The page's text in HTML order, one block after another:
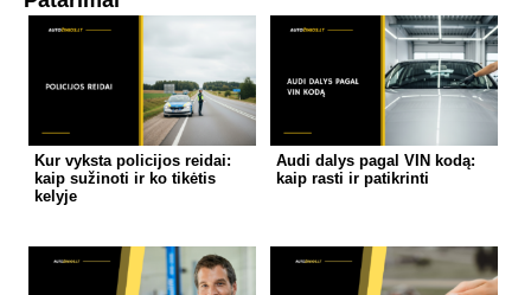
Kur vyksta policijos reidai:
kaip sužinoti ir ko tikėtis
kelyje
Audi dalys pagal VIN kodą:
kaip rasti ir patikrinti